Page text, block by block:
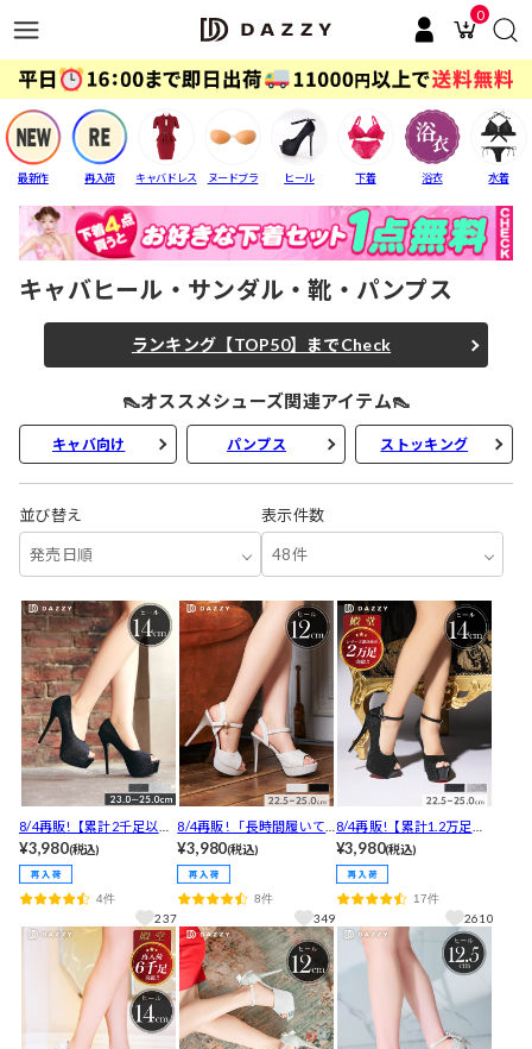
0
最新作 再入荷 キャバドレス ヌードブラ ヒール 下着 浴衣 水着
キャバヒール・サンダル・靴・パンプス
ランキング【TOP50】までCheck
👠オススメシューズ関連アイテム👠
キャバ向け パンプス ストッキング
並び替え
発売日順
表示件数
48件
8/4再販!【累計2千足以上
販売!!】 [14cmヒール]ワ
ンカラーシンプルラメオ
ープントゥキャバヒール
パンプス[dazzyオリジナ
ル]
¥3,980(税込)
4件
237
8/4再販! 「長時間履いて
ても疲れません」と高レ
ビュー！[12cmヒール]格
子柄ビジューチャームラ
メキャバヒールサンダル
[dazzyオリジナル]
¥3,980(税込)
8件
349
8/4再販!【累計1.2万足以
上販売!!】「歩きやすくて
良い！」と高レビュー[14
cmヒール]輝くラメグリッ
ターxメタリックヒールキ
ャバヒールパンプス[dazz
yオリジナル]
¥3,980(税込)
17件
2610